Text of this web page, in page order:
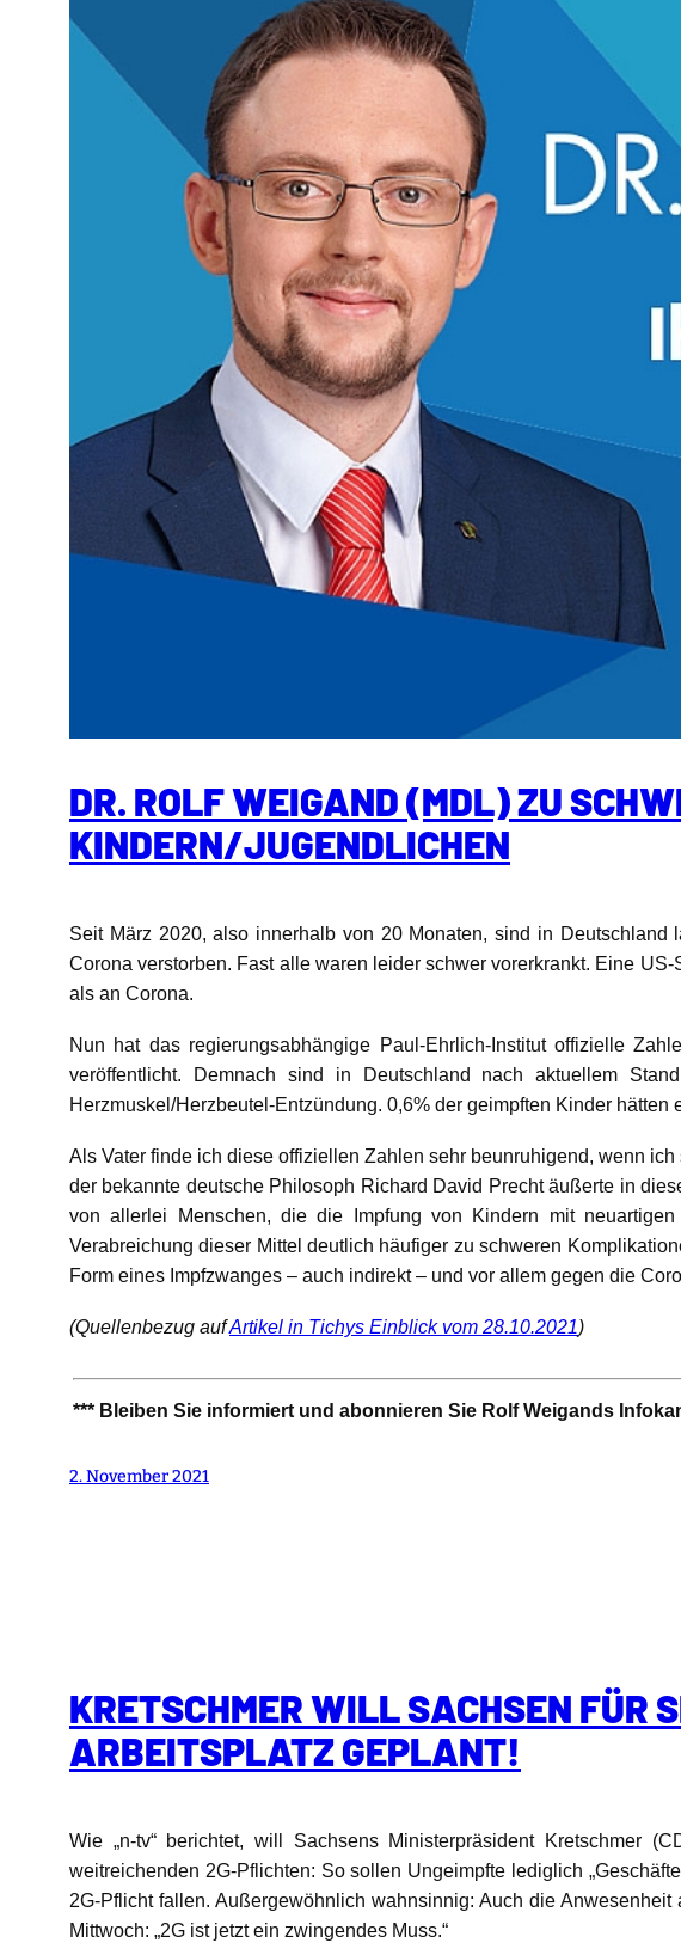
DR. ROLF WEIGAND (MDL) ZU
KINDERN/JUGENDLICHEN
Seit März 2020, also innerhalb von 20 Monaten, sind in
Corona verstorben. Fast alle waren leider schwer vorerkrankt. Eine
als an Corona.
Nun hat das regierungsabhängige Paul-Ehrlich-Institut offizielle
veröffentlicht. Demnach sind in Deutschland nach aktuellem
Herzmuskel/Herzbeutel-Entzündung. 0,6% der geimpften Kinder
Als Vater finde ich diese offiziellen Zahlen sehr beunruhigend, wenn
der bekannte deutsche Philosoph Richard David Precht äußerte in
von allerlei Menschen, die die Impfung von Kindern mit
Verabreichung dieser Mittel deutlich häufiger zu schweren
Form eines Impfzwanges – auch indirekt – und vor allem gegen die
(Quellenbezug aufArtikel in Tichys Einblick vom 28.10.2021)
*** Bleiben Sie informiert und abonnieren Sie Rolf Weigands
2. November 2021
KRETSCHMER WILL SACHSEN FÜR
ARBEITSPLATZ GEPLANT!
Wie „n-tv“ berichtet, will Sachsens Ministerpräsident Kretschmer
weitreichenden 2G-Pflichten: So sollen Ungeimpfte lediglich
2G-Pflicht fallen. Außergewöhnlich wahnsinnig: Auch die
Mittwoch: „2G ist jetzt ein zwingendes Muss.“